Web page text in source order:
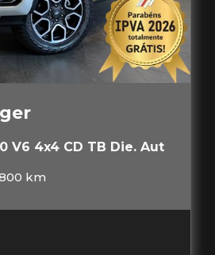
V6 4x4 CD TB Die. Aut
km